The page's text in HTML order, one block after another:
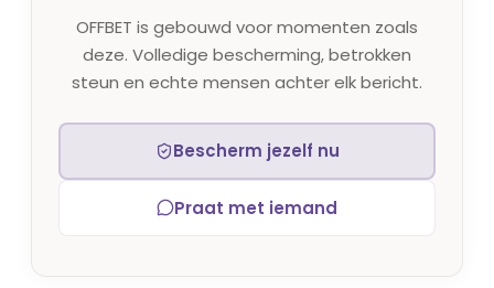
OFFBET is gebouwd voor momenten zoals
deze. Volledige bescherming, betrokken
steun en echte mensen achter elk bericht.
Bescherm jezelf nu
Praat met iemand